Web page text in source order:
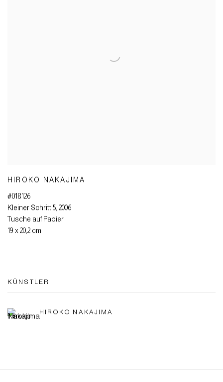
HIROKO NAKAJIMA
#018126
Kleiner Schritt 5 2006
Tusche auf Papier
19 x 20,2 cm
KÜNSTLER
HIROKO NAKAJIMA